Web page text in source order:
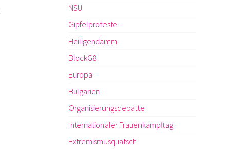
NSU
Gipfelproteste
Heiligendamm
BlockG8
Europa
Bulgarien
Organisierungsdebatte
Internationaler Frauenkampftag
Extremismusquatsch